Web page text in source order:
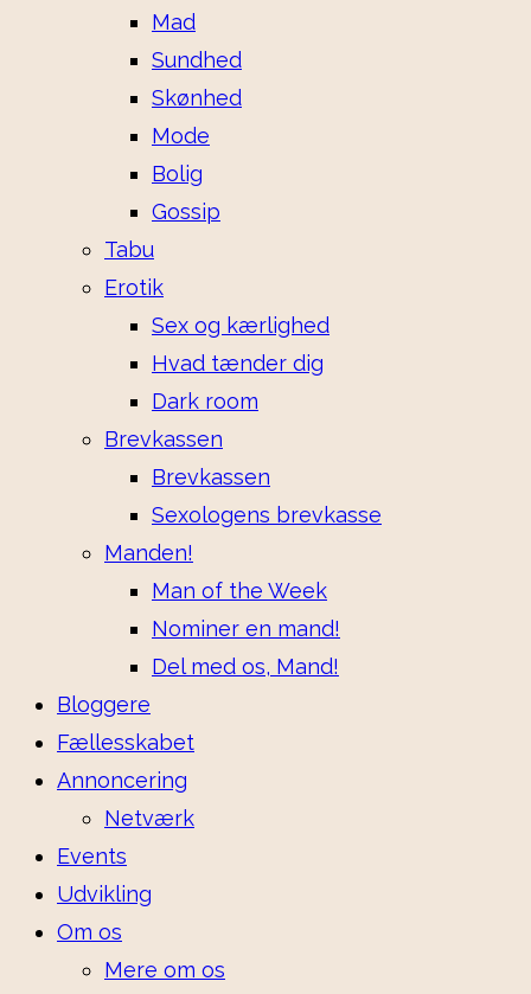
Mad
Sundhed
Skønhed
Mode
Bolig
Gossip
Tabu
Erotik
Sex og kærlighed
Hvad tænder dig
Dark room
Brevkassen
Brevkassen
Sexologens brevkasse
Manden!
Man of the Week
Nominer en mand!
Del med os, Mand!
Bloggere
Fællesskabet
Annoncering
Netværk
Events
Udvikling
Om os
Mere om os